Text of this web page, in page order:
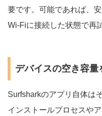
要です。可能であれば、
Wi-Fiに接続した状態で再
デバイスの空き容量
Surfsharkのアプリ自体は
インストールプロセスや